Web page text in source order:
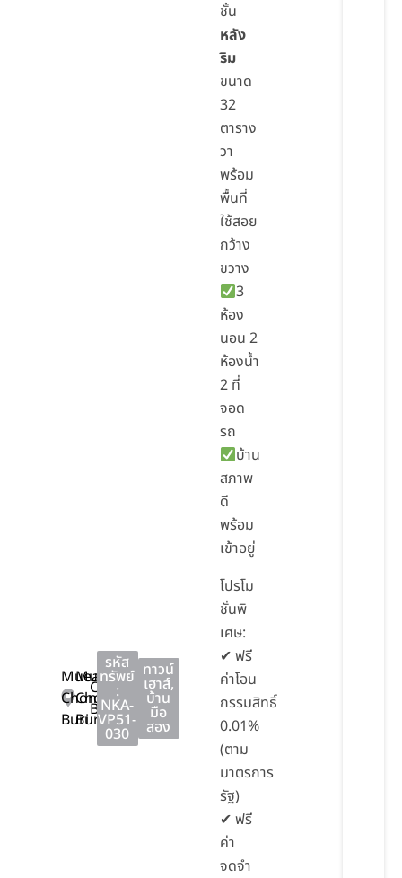
Mueang
Chon
Buri
Mueang
Chon
Buri
Chon
Buri
รหัส
ทรัพย์
:
NKA-
VP51-
030
ทาวน์
เฮาส์,
บ้าน
มือ
สอง
ชั้น
หลัง
ริม
ขนาด
32
ตาราง
วา
พร้อม
พื้นที่
ใช้สอย
กว้าง
ขวาง
3
ห้อง
นอน 2
ห้องน้ำ
2 ที่
จอด
รถ
บ้าน
สภาพ
ดี
พร้อม
เข้าอยู่
โปรโม
ชั่นพิ
เศษ:
✔ ฟรี
ค่าโอน
กรรมสิทธิ์
0.01%
(ตาม
มาตรการ
รัฐ)
✔ ฟรี
ค่า
จดจำ